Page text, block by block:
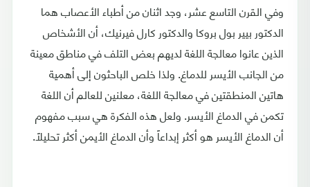
وفي القرن التاسع عشر، وجد اثنان من أطباء الأعصاب هما
الدكتور بيير بول بروكا والدكتور كارل فيرنيك، أن الأشخاص
الذين عانوا معالجة اللغة لديهم بعض التلف في مناطق معينة
من الجانب الأيسر للدماغ. ولذا خلص الباحثون إلى أهمية
هاتين المنطقتين في معالجة اللغة، معلنين للعالم أن اللغة
تكمن في الدماغ الأيسر. ولعل هذه الفكرة هي سبب مفهوم
أن الدماغ الأيسر هو أكثر إبداعاً وأن الدماغ الأيمن أكثر تحليلاً.